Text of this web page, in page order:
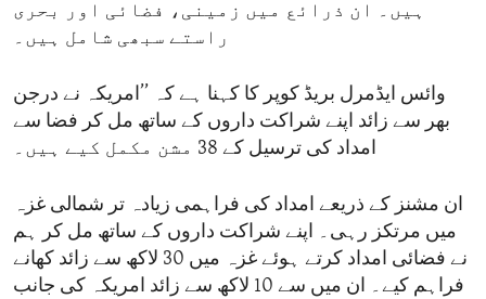
ہیں۔ ان ذرائع میں زمینی، فضائی اور بحری
راستے سبھی شامل ہیں۔
وائس ایڈمرل بریڈ کوپر کا کہنا ہے کہ ’’امریکہ نے درجن
بھر سے زائد اپنے شراکت داروں کے ساتھ مل کر فضا سے
امداد کی ترسیل کے 38 مشن مکمل کیے ہیں۔
ان مشنز کے ذریعے امداد کی فراہمی زیادہ تر شمالی غزہ
میں مرتکز رہی۔ اپنے شراکت داروں کے ساتھ مل کر ہم
نے فضائی امداد کرتے ہوئے غزہ میں 30 لاکھ سے زائد کھانے
فراہم کیے۔ ان میں سے 10 لاکھ سے زائد امریکہ کی جانب